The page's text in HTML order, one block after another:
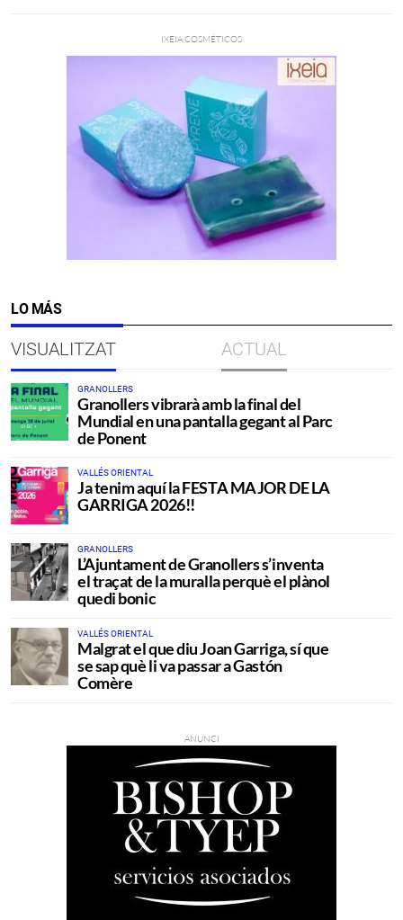
LO MÁS
VISUALITZAT ACTUAL
GRANOLLERS
Granollers vibrarà amb la final del
Mundial en una pantalla gegant al Parc
de Ponent
VALLÉS ORIENTAL
Ja tenim aquí la FESTA MAJOR DE LA
GARRIGA 2026!!
GRANOLLERS
L’Ajuntament de Granollers s’inventa
el traçat de la muralla perquè el plànol
quedi bonic
VALLÉS ORIENTAL
Malgrat el que diu Joan Garriga, sí que
se sap què li va passar a Gastón
Comère